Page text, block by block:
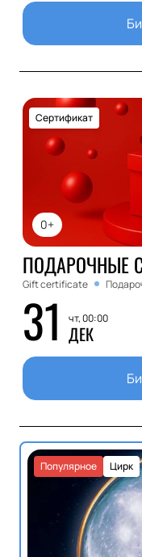
0+
Сертификат
ПОДАРОЧНЫЕ
Gift certificate
31 чт, 00:00
ДЕК
Цирк
Популярное